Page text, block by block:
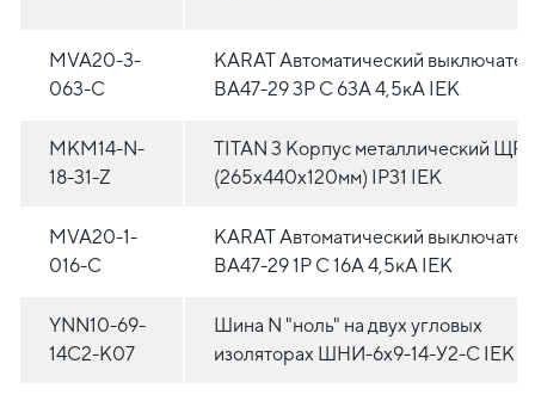
MVA20-3-
063-C
KARAT Автоматический
ВА47-29 3P C 63А 4,5кА IEK
MKM14-N-
18-31-Z
TITAN 3 Корпус металлический
(265х440х120мм) IP31 IEK
MVA20-1-
016-C
KARAT Автоматический
ВА47-29 1P C 16А 4,5кА IEK
YNN10-69-
14C2-K07
Шина N "ноль" на двух угловых
изоляторах ШНИ-6х9-14-У2-С IEK